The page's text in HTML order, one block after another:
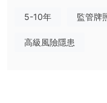
5-10年 監管牌
高級風險隱患